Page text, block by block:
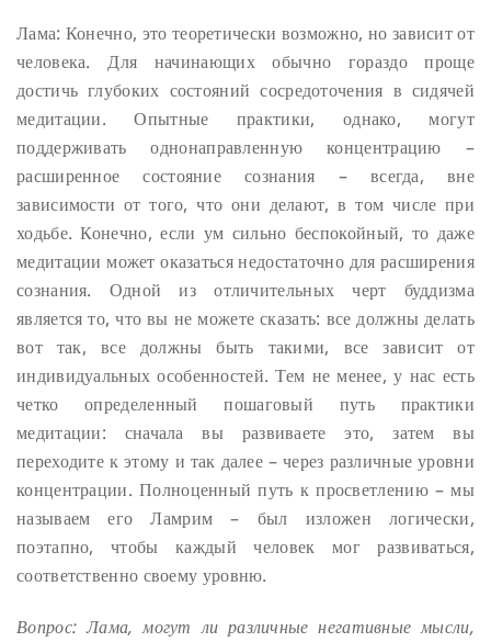
Лама: Конечно, это теоретически возможно, но зависит от
человека. Для начинающих обычно гораздо проще
достичь глубоких состояний сосредоточения в сидячей
медитации. Опытные практики, однако, могут
поддерживать однонаправленную концентрацию –
расширенное состояние сознания – всегда, вне
зависимости от того, что они делают, в том числе при
ходьбе. Конечно, если ум сильно беспокойный, то даже
медитации может оказаться недостаточно для расширения
сознания. Одной из отличительных черт буддизма
является то, что вы не можете сказать: все должны делать
вот так, все должны быть такими, все зависит от
индивидуальных особенностей. Тем не менее, у нас есть
четко определенный пошаговый путь практики
медитации: сначала вы развиваете это, затем вы
переходите к этому и так далее – через различные уровни
концентрации. Полноценный путь к просветлению – мы
называем его Ламрим – был изложен логически,
поэтапно, чтобы каждый человек мог развиваться,
соответственно своему уровню.
Вопрос: Лама, могут ли различные негативные мысли,